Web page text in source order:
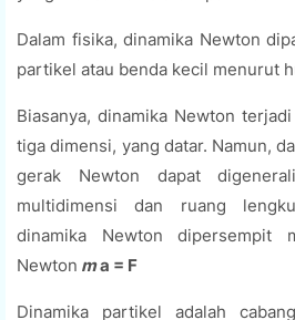
Dalam fisika, dinamika Newton
partikel atau benda kecil menurut
Biasanya, dinamika Newton
tiga dimensi, yang datar. Namun,
gerak Newton dapat
multidimensi dan ruang
dinamika Newton dipersempit
Newton ma = F
Dinamika partikel adalah